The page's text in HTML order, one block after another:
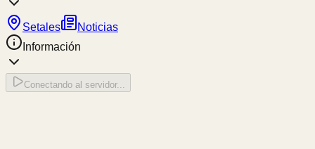
Setales
Noticias
Información
Conectando al servidor...